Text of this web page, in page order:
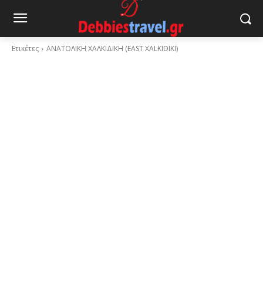
Ετικέτες ΑΝΑΤΟΛΙΚΗ ΧΑΛΚΙΔΙΚΗ (EAST XALKIDIKI)